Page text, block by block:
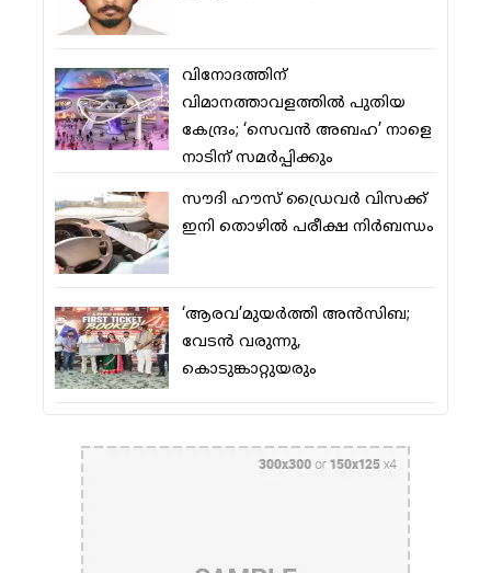
വിനോദത്തിന്
വിമാനത്താവളത്തില്‍ പുതിയ
കേന്ദ്രം; ‘സെവന്‍ അബഹ’ നാളെ
നാടിന് സമര്‍പ്പിക്കും
സൗദി ഹൗസ് ഡ്രൈവര്‍ വിസക്ക്
ഇനി തൊഴില്‍ പരീക്ഷ നിര്‍ബന്ധം
‘ആരവ’മുയര്‍ത്തി അന്‍സിബ;
വേടന്‍ വരുന്നു,
കൊടുങ്കാറ്റുയരും